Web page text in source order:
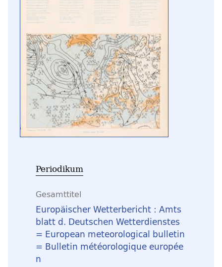
Periodikum
Gesamttitel
Europäischer Wetterbericht : Amts
blatt d. Deutschen Wetterdienstes
= European meteorological bulletin
= Bulletin météorologique europée
n